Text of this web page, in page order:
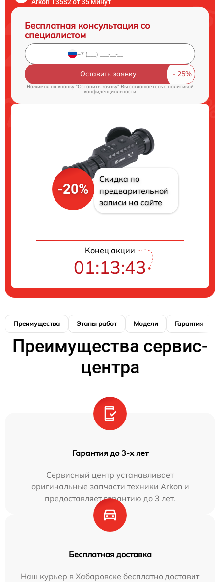
Arkon T35S2 от 35 минут
Бесплатная консультация со
специалистом
Оставить заявку
Нажимая на кнопку "Оставить заявку" Вы соглашаетесь c политикой
конфиденциальности
-20%
Скидка по
предварительной
записи на сайте
Конец акции
01:13:42
Преимущества Этапы работ Модели Гарантия
Преимущества сервис-
центра
Гарантия до 3-х лет
Сервисный центр устанавливает
оригинальные запчасти техники Arkon и
предоставляет гарантию до 3 лет.
Бесплатная доставка
Наш курьер в Хабаровске бесплатно доставит